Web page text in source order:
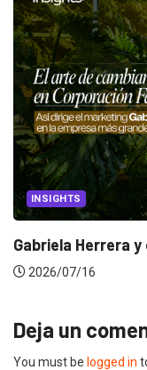
INSIGHTS
Gabriela Herrera
2026/07/16
Deja un
You must be logged in